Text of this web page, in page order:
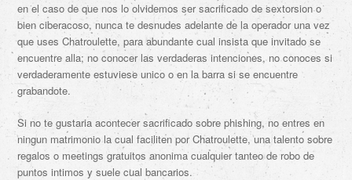
en el caso de que nos lo olvidemos ser sacrificado de sextorsion o
bien ciberacoso, nunca te desnudes adelante de la operador una vez
que uses Chatroulette, para abundante cual insista que invitado se
encuentre alla; no conocer las verdaderas intenciones, no conoces si
verdaderamente estuviese unico o en la barra si se encuentre
grabandote.
Si no te gustaria acontecer sacrificado sobre phishing, no entres en
ningun matrimonio la cual faciliten por Chatroulette, una talento sobre
regalos o meetings gratuitos anonima cualquier tanteo de robo de
puntos intimos y suele cual bancarios.